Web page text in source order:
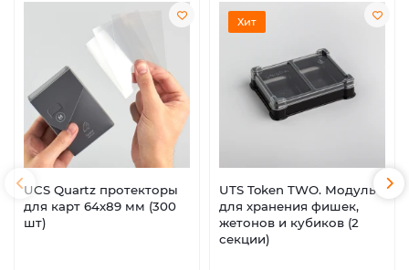
UCS Quartz протекторы
для карт 64х89 мм (300
шт)
Хит
UTS Token TWO. Модуль
для хранения фишек,
жетонов и кубиков (2
секции)